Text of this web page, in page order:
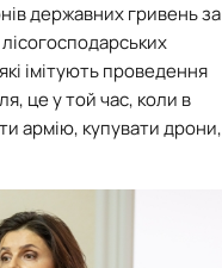
державних гривень за
імітують проведення
це у той час, коли в
армію, купувати дрони,